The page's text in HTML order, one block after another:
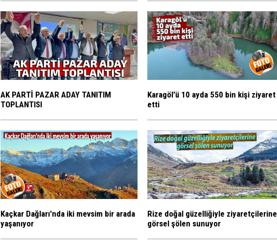
AK PARTİ PAZAR ADAY TANITIM
TOPLANTISI
Karagöl'ü 10 ayda 550 bin kişi ziyaret
etti
Kaçkar Dağları'nda iki mevsim bir arada
yaşanıyor
Rize doğal güzelliğiyle ziyaretçilerine
görsel şölen sunuyor